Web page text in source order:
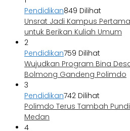
Pendidikan849 Dilihat
Unsrat Jadi Kampus
untuk Berikan Kuliah Umum
2
Pendidikan759 Dilihat
Wujudkan Program Bina
Bolmong Gandeng Polimdo
3
Pendidikan742 Dilihat
Polimdo Terus Tambah Pundi
Medan
4